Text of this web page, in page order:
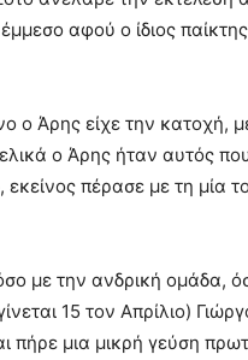
αφού ο ίδιος
ο Άρης είχε την κατοχή,
ο Άρης ήταν αυτός
πέρασε με τη μία
με την ανδρική ομάδα,
15 τον Απρίλιο)
πήρε μια μικρή γεύση